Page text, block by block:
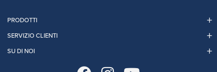
PRODOTTI
SERVIZIO CLIENTI
SU DI NOI